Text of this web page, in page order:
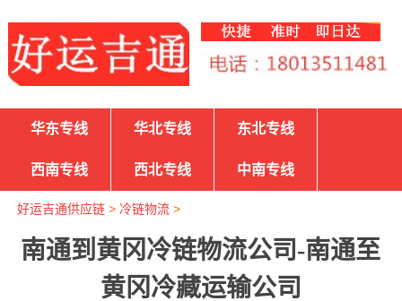
华东专线 华北专线 东北专线
西南专线 西北专线 中南专线
好运吉通供应链> 冷链物流>
南通到黄冈冷链物流公司-南通至
黄冈冷藏运输公司